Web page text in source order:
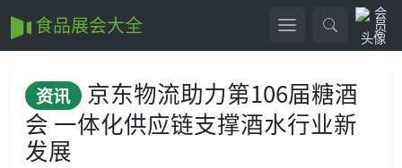
食品展会大全
资讯 京东物流助力第106届糖酒
会 一体化供应链支撑酒水行业新
发展